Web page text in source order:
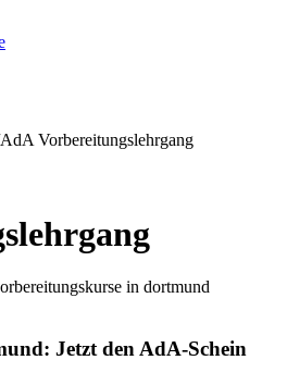
Vorbereitungslehrgang
Jetzt den AdA-Schein